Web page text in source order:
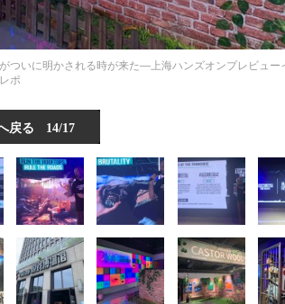
ついに明かされる時が来た―上海ハンズオンプレビュー
レポ
戻る 14/17